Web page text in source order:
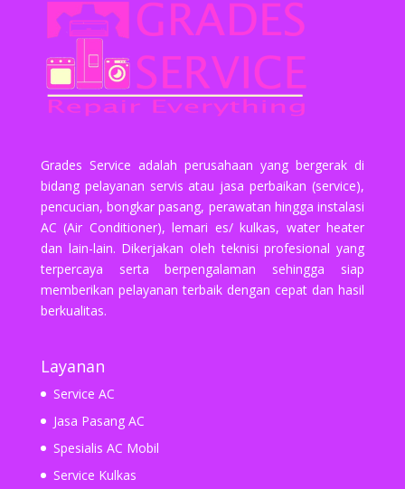
Grades Service adalah perusahaan yang bergerak di
bidang pelayanan servis atau jasa perbaikan (service),
pencucian, bongkar pasang, perawatan hingga instalasi
AC (Air Conditioner), lemari es/ kulkas, water heater
dan lain-lain. Dikerjakan oleh teknisi profesional yang
terpercaya serta berpengalaman sehingga siap
memberikan pelayanan terbaik dengan cepat dan hasil
berkualitas.
Layanan
Service AC
Jasa Pasang AC
Spesialis AC Mobil
Service Kulkas